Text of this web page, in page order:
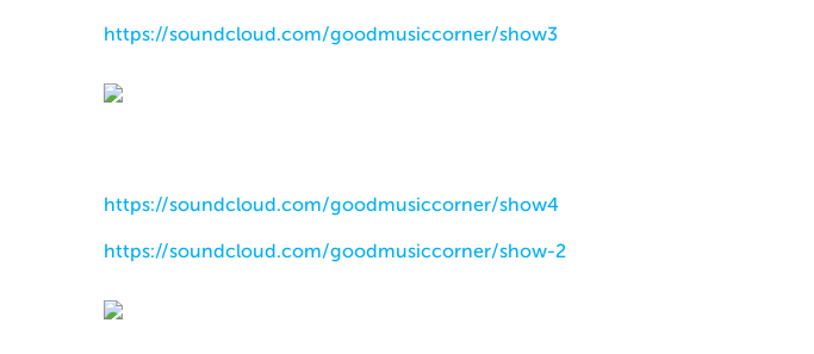
https://soundcloud.com/goodmusiccorner/show3
https://soundcloud.com/goodmusiccorner/show4
https://soundcloud.com/goodmusiccorner/show-2